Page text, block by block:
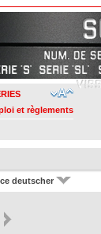
et règlements
deutscher